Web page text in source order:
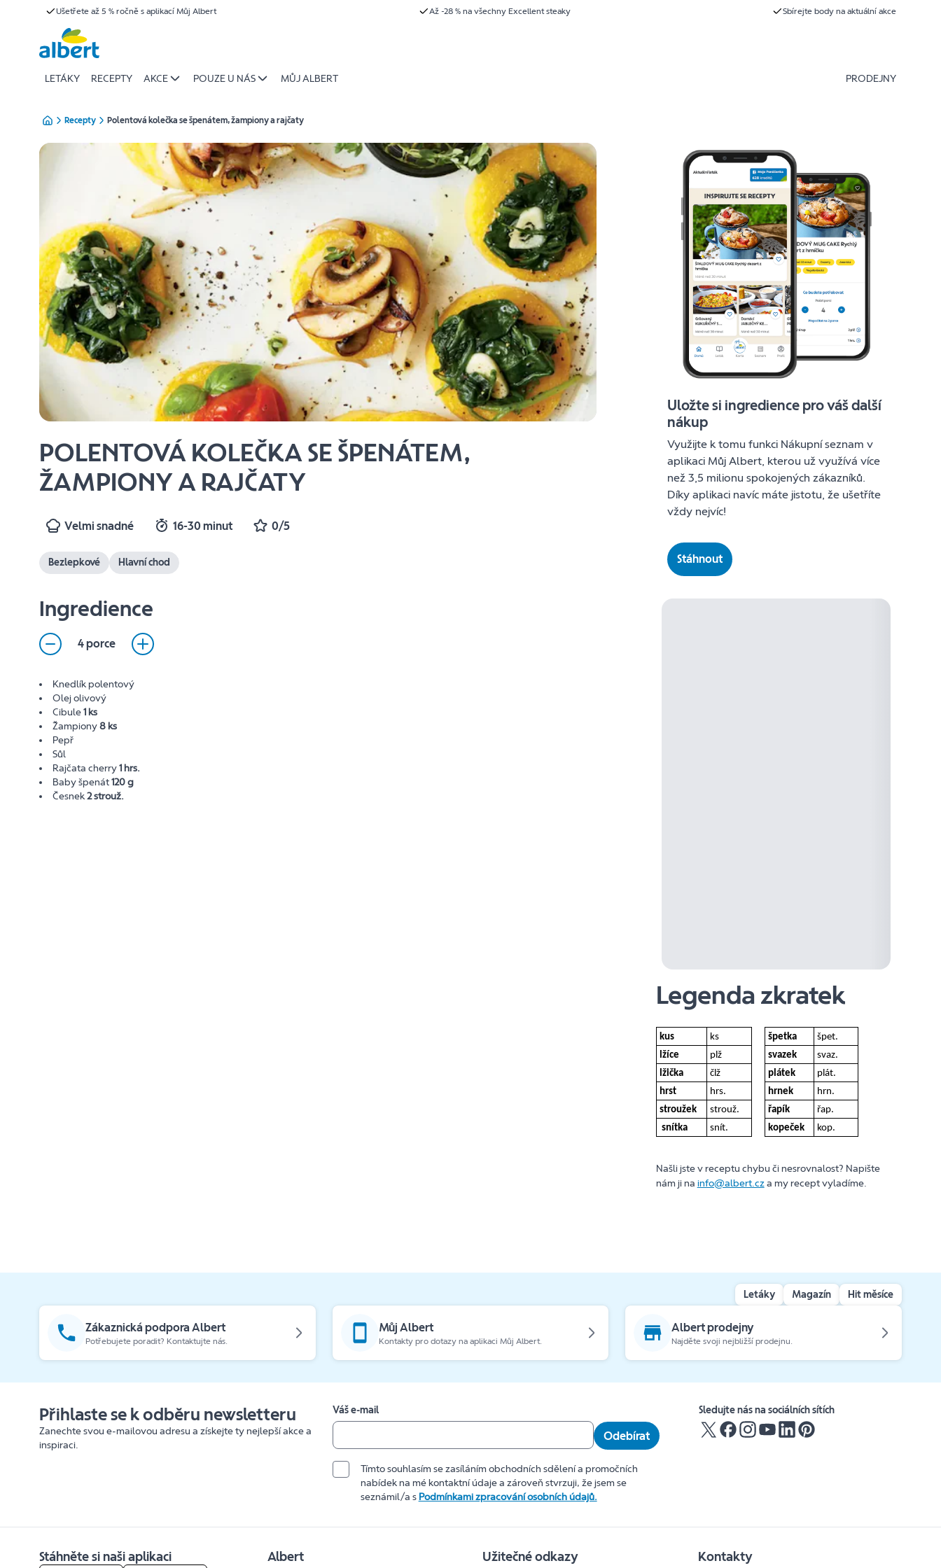
Ušetřete až 5 % ročně s aplikací Můj Albert Až -28 % na všechny Excellent steaky Sbírejte body na aktuální akce
LETÁKY RECEPTY AKCE POUZE U NÁS MŮJ ALBERT PRODEJNY
Recepty Polentová kolečka se špenátem, žampiony a rajčaty
POLENTOVÁ KOLEČKA SE ŠPENÁTEM,
ŽAMPIONY A RAJČATY
Velmi snadné 16-30 minut 0/5
Bezlepkové Hlavní chod
Ingredience
4 porce
Knedlík polentový
Olej olivový
Cibule1 ks
Žampiony8 ks
Pepř
Sůl
Rajčata cherry1 hrs.
Baby špenát120 g
Česnek2 strouž.
Uložte si ingredience pro váš další
nákup
Využijte k tomu funkci Nákupní seznam v
aplikaci Můj Albert, kterou už využívá více
než 3,5 milionu spokojených zákazníků.
Díky aplikaci navíc máte jistotu, že ušetříte
vždy nejvíc!
Stáhnout
Legenda zkratek
kus ks špetka
špet.
lžíce
plž svazek
svaz.
lžička
člž plátek
plát.
hrst
hrs. hrnek
hrn.
stroužek
strouž. řapík
řap.
snítka
snít. kopeček kop.
Našli jste v receptu chybu či nesrovnalost? Napište
nám ji na info@albert.cza my recept vyladíme.
Letáky Magazín Hit měsíce
Zákaznická podpora Albert
Potřebujete poradit? Kontaktujte nás.
Můj Albert
Kontakty pro dotazy na aplikaci Můj Albert.
Albert prodejny
Najděte svoji nejbližší prodejnu.
Přihlaste se k odběru newsletteru
Zanechte svou e-mailovou adresu a získejte ty nejlepší akce a
inspiraci.
Váš e-mail
Odebírat
Tímto souhlasím se zasíláním obchodních sdělení a promočních
nabídek na mé kontaktní údaje a zároveň stvrzuji, že jsem se
seznámil/a s Podmínkami zpracování osobních údajů.
Sledujte nás na sociálních sítích
Stáhněte si naši aplikaci Albert Užitečné odkazy Kontakty